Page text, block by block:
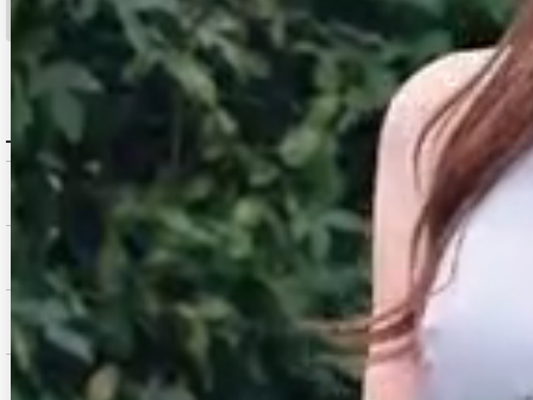
＞ 地域別の配達日数目安・詳細はこちら
MENU / GUIDE
メニュー・お買い物ガイド
商品を探す（カテゴリ・検索）
サービス・お知らせ
ご購入にあたっての注意点
お支払いについて